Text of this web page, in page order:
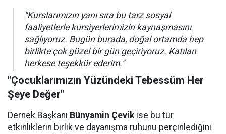
"Kurslarımızın yanı sıra bu tarz sosyal
faaliyetlerle kursiyerlerimizin kaynaşmasını
sağlıyoruz. Bugün burada, doğal ortamda hep
birlikte çok güzel bir gün geçiriyoruz. Katılan
herkese teşekkür ederim."
"Çocuklarımızın Yüzündeki Tebessüm Her
Şeye Değer"
Dernek Başkanı Bünyamin Çevikise bu tür
etkinliklerin birlik ve dayanışma ruhunu perçinlediğini